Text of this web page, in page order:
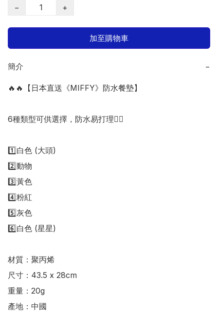
−
+
加至購物車
簡介 −
🔥🔥【日本直送《MIFFY》防水餐墊】
6種類型可供選擇，防水易打理👍🏻
1️⃣白色 (大頭)
2️⃣動物
3️⃣黃色
4️⃣粉紅
5️⃣灰色
6️⃣白色 (星星)
材質：聚丙烯
尺寸：43.5 x 28cm
重量：20g
產地：中國